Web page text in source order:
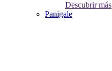
Descubrir más
Panigale